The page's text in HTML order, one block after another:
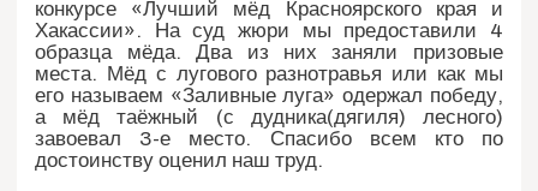
конкурсе «Лучший мёд Красноярского края и
Хакассии». На суд жюри мы предоставили 4
образца мёда. Два из них заняли призовые
места. Мёд с лугового разнотравья или как мы
его называем «Заливные луга» одержал победу,
а мёд таёжный (с дудника(дягиля) лесного)
завоевал 3-е место. Спасибо всем кто по
достоинству оценил наш труд.